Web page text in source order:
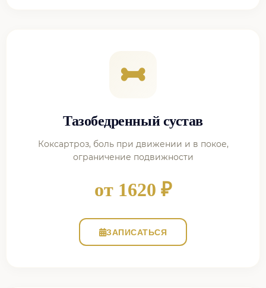
Тазобедренный сустав
Коксартроз, боль при движении и в покое,
ограничение подвижности
от 1620 ₽
ЗАПИСАТЬСЯ